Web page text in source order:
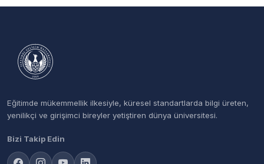
Eğitimde mükemmellik ilkesiyle, küresel standartlarda bilgi üreten,
yenilikçi ve girişimci bireyler yetiştiren dünya üniversitesi.
Bizi Takip Edin